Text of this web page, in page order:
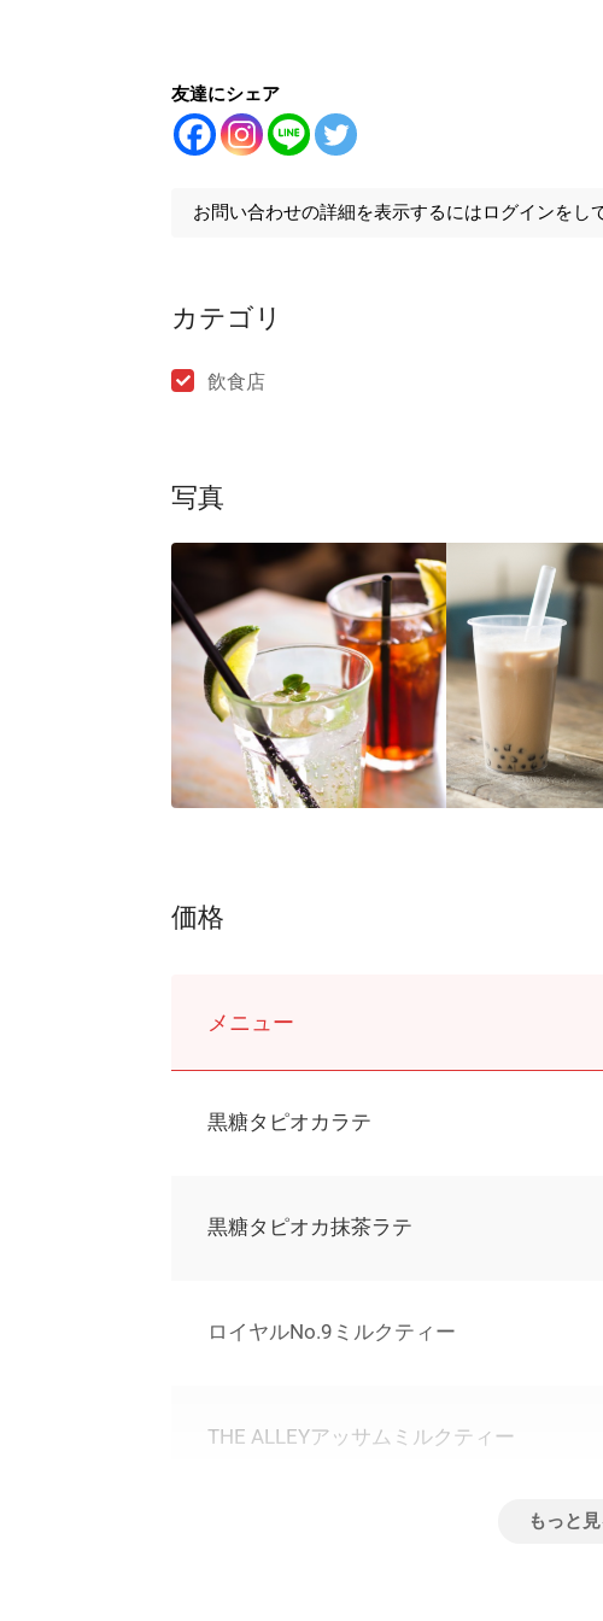
友達にシェア
お問い合わせの詳細を表示するにはログインをし
カテゴリ
飲食店
写真
価格
メニュー
黒糖タピオカラテ
黒糖タピオカ抹茶ラテ
ロイヤルNo.9ミルクティー
THE ALLEYアッサムミルクティー